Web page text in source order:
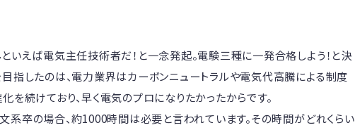
いえば電気主任技術者だ！と一念発起。電験三種に一発合格しよう！と決
指したのは、電力業界はカーボンニュートラルや電気代高騰による制度
を続けており、早く電気のプロになりたかったからです。
系卒の場合、約1000時間は必要と言われています。その時間がどれくらい